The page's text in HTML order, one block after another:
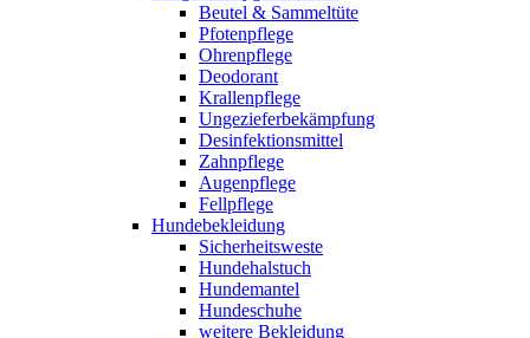
Beutel & Sammeltüte
Pfotenpflege
Ohrenpflege
Deodorant
Krallenpflege
Ungezieferbekämpfung
Desinfektionsmittel
Zahnpflege
Augenpflege
Fellpflege
Hundebekleidung
Sicherheitsweste
Hundehalstuch
Hundemantel
Hundeschuhe
weitere Bekleidung